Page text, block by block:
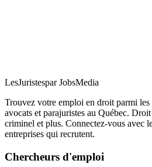
LesJuristespar JobsMedia
Trouvez votre emploi en droit parmi
avocats et parajuristes au Québec.
criminel et plus. Connectez-vous avec
entreprises qui recrutent.
Chercheurs d'emploi